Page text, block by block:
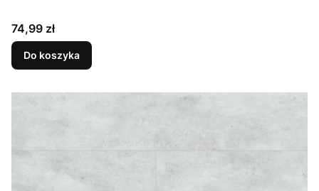
Cena
74,99 zł
Do koszyka